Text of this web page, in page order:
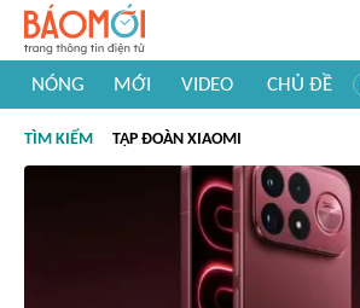
NÓNG MỚI VIDEO CHỦ ĐỀ
#Khám phá thế giới
TÌM KIẾM TẬP ĐOÀN XIAOMI